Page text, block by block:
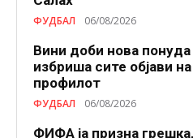
ФУДБАЛ 06/08/2026
Вини доби нова понуда
избриша сите објави
профилот
ФУДБАЛ 06/08/2026
ФИФА ја призна